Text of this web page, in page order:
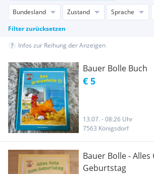
Bundesland Zustand Sprache
Filter zurücksetzen
Infos zur Reihung der Anzeigen
Bauer Bolle Buch
€ 5
13.07. - 08:26 Uhr
7563 Königsdorf
Bauer Bolle - Alles
Geburtstag